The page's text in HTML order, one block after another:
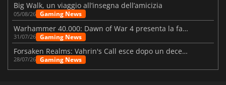
Big Walk, un viaggio all’insegna dell’amicizia
05/08/26 Gaming News
Warhammer 40.000: Dawn of War 4 presenta la fazione dei Necron
31/07/26 Gaming News
Forsaken Realms: Vahrin's Call esce dopo un decennio di sviluppo
28/07/26 Gaming News